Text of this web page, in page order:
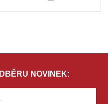
NOVINEK: